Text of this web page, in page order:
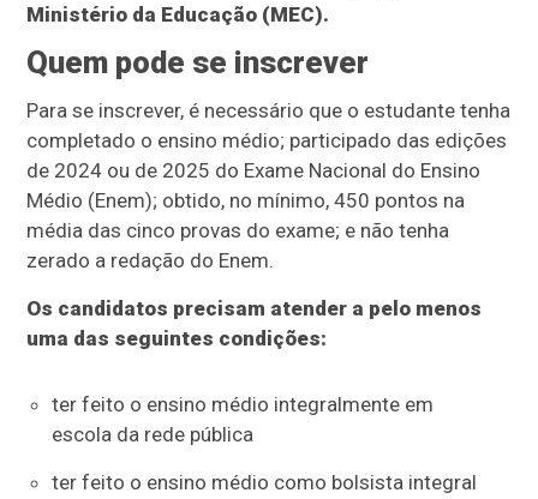
Ministério da Educação (MEC).
Quem pode se inscrever
Para se inscrever, é necessário que o estudante tenha
completado o ensino médio; participado das edições
de 2024 ou de 2025 do Exame Nacional do Ensino
Médio (Enem); obtido, no mínimo, 450 pontos na
média das cinco provas do exame; e não tenha
zerado a redação do Enem.
Os candidatos precisam atender a pelo menos
uma das seguintes condições:
ter feito o ensino médio integralmente em
escola da rede pública
ter feito o ensino médio como bolsista integral